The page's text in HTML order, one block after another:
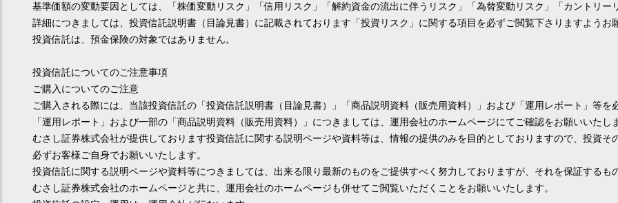
基準価額の変動要因としては、「株価変動リスク」「信用リスク」「解約資金の流出に伴うリスク」「為替変動リスク」「カントリ
詳細につきましては、投資信託説明書（目論見書）に記載されております「投資リスク」に関する項目を必ずご閲覧下さりますようお
投資信託は、預金保険の対象ではありません。
投資信託についてのご注意事項
ご購入についてのご注意
ご購入される際には、当該投資信託の「投資信託説明書（目論見書）」「商品説明資料（販売用資料）」および「運用レポート」等
「運用レポート」および一部の「商品説明資料（販売用資料）」につきましては、運用会社のホームページにてご確認をお願いいたし
むさし証券株式会社が提供しております投資信託に関する説明ページや資料等は、情報の提供のみを目的としておりますので、投資
必ずお客様ご自身でお願いいたします。
投資信託に関する説明ページや資料等につきましては、出来る限り最新のものをご提供すべく努力しておりますが、それを保証するも
むさし証券株式会社のホームページと共に、運用会社のホームページも併せてご閲覧いただくことをお願いいたします。